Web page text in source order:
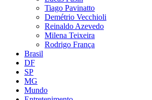
Tiago Pavinatto
Demétrio Vecchioli
Reinaldo Azevedo
Milena Teixeira
Rodrigo França
Brasil
DF
SP
MG
Mundo